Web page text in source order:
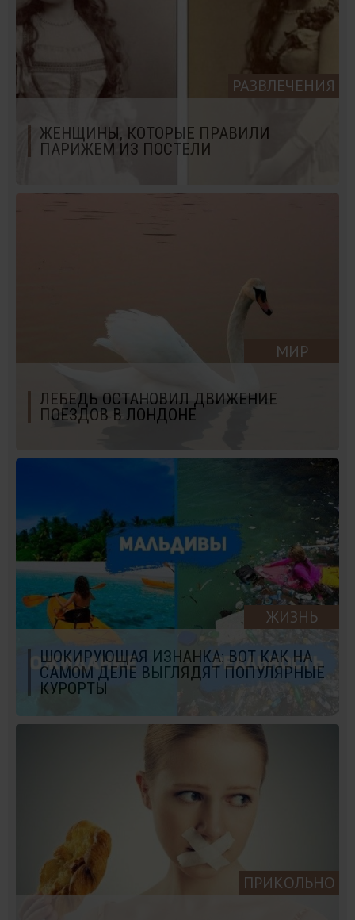
РАЗВЛЕЧЕНИЯ
ЖЕНЩИНЫ, КОТОРЫЕ ПРАВИЛИ
ПАРИЖЕМ ИЗ ПОСТЕЛИ
МИР
ЛЕБЕДЬ ОСТАНОВИЛ ДВИЖЕНИЕ
ПОЕЗДОВ В ЛОНДОНЕ
ЖИЗНЬ
ШОКИРУЮЩАЯ ИЗНАНКА: ВОТ КАК НА
САМОМ ДЕЛЕ ВЫГЛЯДЯТ ПОПУЛЯРНЫЕ
КУРОРТЫ
ПРИКОЛЬНО